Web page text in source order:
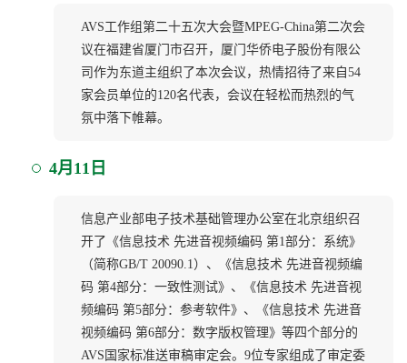
AVS工作组第二十五次大会暨MPEG-China第二次会
议在福建省厦门市召开，厦门华侨电子股份有限公
司作为东道主组织了本次会议，热情招待了来自54
家会员单位的120名代表，会议在轻松而热烈的气
氛中落下帷幕。
4月11日
信息产业部电子技术基础管理办公室在北京组织召
开了《信息技术 先进音视频编码 第1部分：系统》
（简称GB/T 20090.1）、《信息技术 先进音视频编
码 第4部分：一致性测试》、《信息技术 先进音视
频编码 第5部分：参考软件》、《信息技术 先进音
视频编码 第6部分：数字版权管理》等四个部分的
AVS国家标准送审稿审定会。9位专家组成了审定委